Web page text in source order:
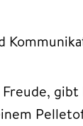
gibt